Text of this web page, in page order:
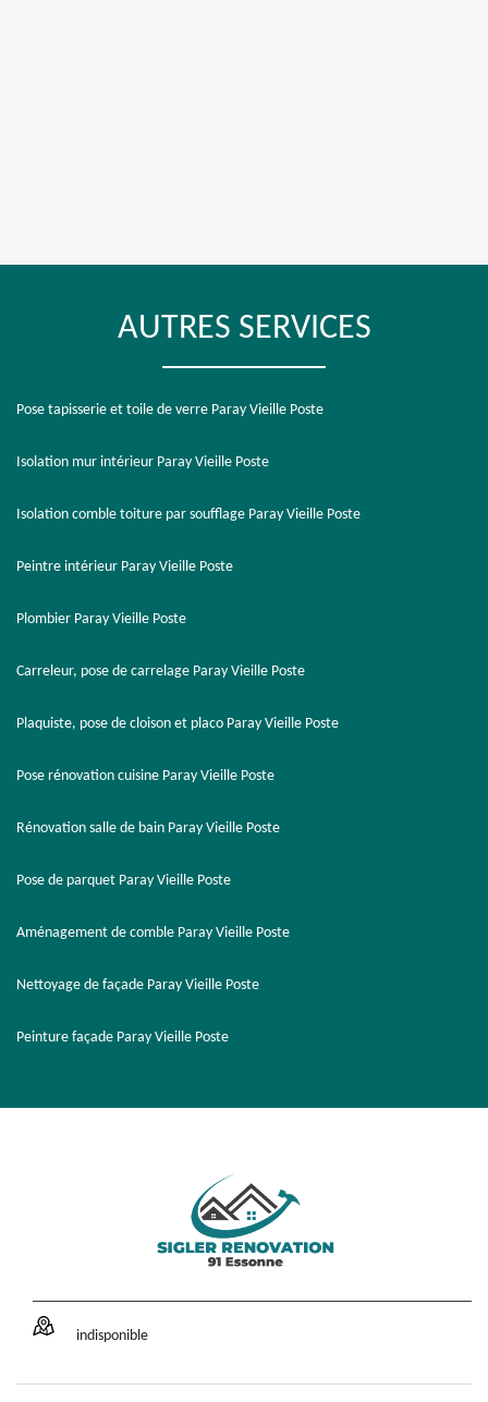
AUTRES SERVICES
Pose tapisserie et toile de verre Paray Vieille Poste
Isolation mur intérieur Paray Vieille Poste
Isolation comble toiture par soufflage Paray Vieille Poste
Peintre intérieur Paray Vieille Poste
Plombier Paray Vieille Poste
Carreleur, pose de carrelage Paray Vieille Poste
Plaquiste, pose de cloison et placo Paray Vieille Poste
Pose rénovation cuisine Paray Vieille Poste
Rénovation salle de bain Paray Vieille Poste
Pose de parquet Paray Vieille Poste
Aménagement de comble Paray Vieille Poste
Nettoyage de façade Paray Vieille Poste
Peinture façade Paray Vieille Poste
indisponible